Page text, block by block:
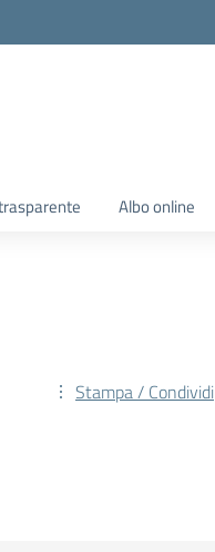
Albo online
Stampa / Condividi